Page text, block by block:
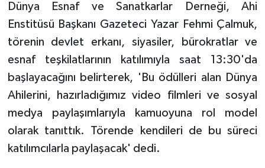
Dünya Esnaf ve Sanatkarlar Derneği, Ahi
Enstitüsü Başkanı Gazeteci Yazar Fehmi Çalmuk,
törenin devlet erkanı, siyasiler, bürokratlar ve
esnaf teşkilatlarının katılımıyla saat 13:30'da
başlayacağını belirterek, 'Bu ödülleri alan Dünya
Ahilerini, hazırladığımız video filmleri ve sosyal
medya paylaşımlarıyla kamuoyuna rol model
olarak tanıttık. Törende kendileri de bu süreci
katılımcılarla paylaşacak' dedi.